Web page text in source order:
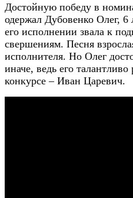
Достойную победу в
одержал Дубовенко Олег,
его исполнении звала к
свершениям. Песня
исполнителя. Но Олег
иначе, ведь его
конкурсе – Иван Царевич.